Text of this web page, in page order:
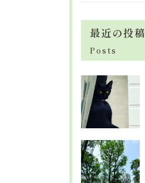
最近の投稿
Posts